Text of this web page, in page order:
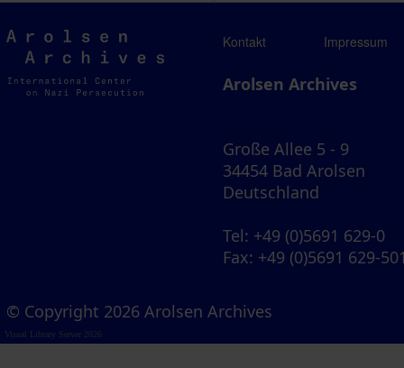
Arolsen
Archives
Kontakt Impressum
Arolsen Archives
Große Allee 5 - 9
34454 Bad Arolsen
Deutschland
Tel: +49 (0)5691 629-0
Fax: +49 (0)5691 629-
© Copyright 2026 Arolsen Archives
Visual Library Server 2026